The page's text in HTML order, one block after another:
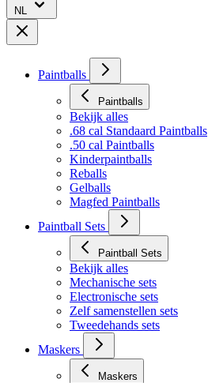
NL
Paintballs
Paintballs
Bekijk alles
.68 cal Standaard Paintballs
.50 cal Paintballs
Kinderpaintballs
Reballs
Gelballs
Magfed Paintballs
Paintball Sets
Paintball Sets
Bekijk alles
Mechanische sets
Electronische sets
Zelf samenstellen sets
Tweedehands sets
Maskers
Maskers